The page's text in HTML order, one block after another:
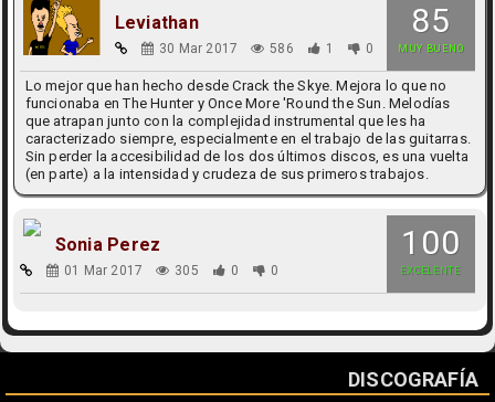
85
MUY BUENO
Leviathan
30 Mar 2017 586 1 0
Lo mejor que han hecho desde Crack the Skye. Mejora lo que no
funcionaba en The Hunter y Once More 'Round the Sun. Melodías
que atrapan junto con la complejidad instrumental que les ha
caracterizado siempre, especialmente en el trabajo de las guitarras.
Sin perder la accesibilidad de los dos últimos discos, es una vuelta
(en parte) a la intensidad y crudeza de sus primeros trabajos.
100
EXCELENTE
Sonia Perez
01 Mar 2017 305 0 0
DISCOGRAFÍA